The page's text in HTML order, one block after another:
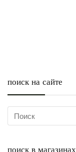
поиск на сайте